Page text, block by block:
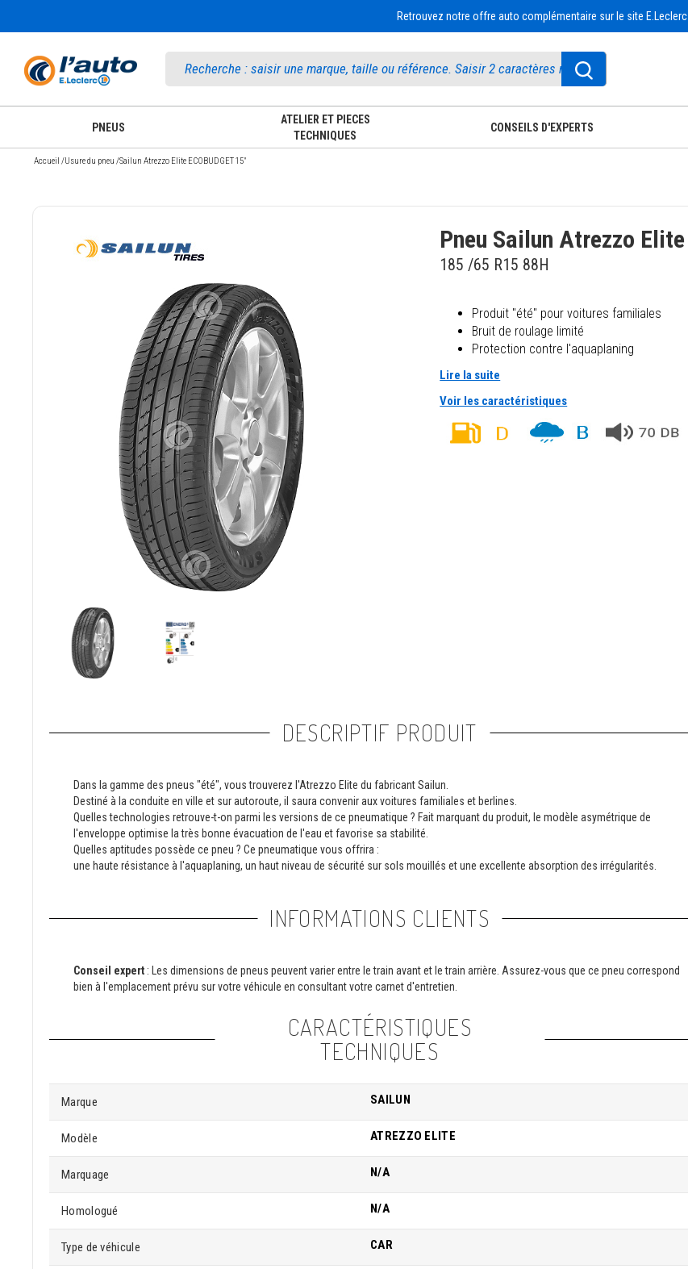
Retrouvez notre offre auto complémentaire sur le site E.Leclerc
PNEUS
ATELIER ET PIECES
TECHNIQUES
CONSEILS D'EXPERTS
Accueil /Usure du pneu /Sailun Atrezzo Elite ECOBUDGET 15"
Pneu Sailun Atrezzo Elite
185 /65 R15 88H
Produit "été" pour voitures familiales
Bruit de roulage limité
Protection contre l'aquaplaning
Lire la suite
Voir les caractéristiques
DESCRIPTIF PRODUIT
Dans la gamme des pneus "été", vous trouverez l'Atrezzo Elite du fabricant Sailun.
Destiné à la conduite en ville et sur autoroute, il saura convenir aux voitures familiales et berlines.
Quelles technologies retrouve-t-on parmi les versions de ce pneumatique ? Fait marquant du produit, le modèle asymétrique de
l'enveloppe optimise la très bonne évacuation de l'eau et favorise sa stabilité.
Quelles aptitudes possède ce pneu ? Ce pneumatique vous offrira :
une haute résistance à l'aquaplaning, un haut niveau de sécurité sur sols mouillés et une excellente absorption des irrégularités.
INFORMATIONS CLIENTS
Conseil expert : Les dimensions de pneus peuvent varier entre le train avant et le train arrière. Assurez-vous que ce pneu correspond
bien à l'emplacement prévu sur votre véhicule en consultant votre carnet d'entretien.
CARACTÉRISTIQUES
TECHNIQUES
Marque SAILUN
Modèle ATREZZO ELITE
Marquage N/A
Homologué N/A
Type de véhicule CAR